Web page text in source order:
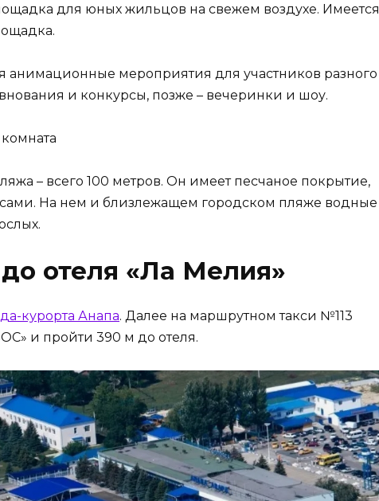
для юных жильцов на свежем воздухе. Имеется
анимационные мероприятия для участников разного
и конкурсы, позже – вечеринки и шоу.
– всего 100 метров. Он имеет песчаное покрытие,
На нем и близлежащем городском пляже водные
отеля «Ла Мелия»
курорта Анапа. Далее на маршрутном такси №113
и пройти 390 м до отеля.